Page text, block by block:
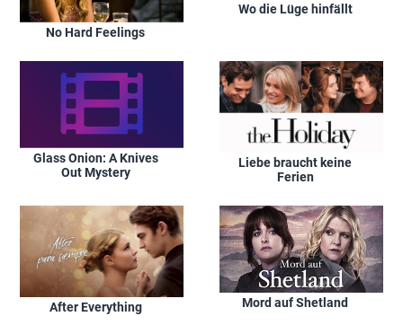
No Hard Feelings
Wo die Lüge hinfällt
Glass Onion: A Knives
Out Mystery
Liebe braucht keine
Ferien
After Everything Mord auf Shetland